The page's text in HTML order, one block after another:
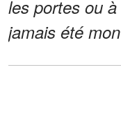
les portes ou
jamais été